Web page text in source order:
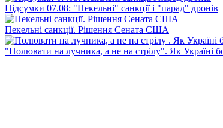
Підсумки 07.08: "Пекельні" санкції і "парад" дронів
Пекельні санкції. Рішення Сената США
"Полювати на лучника, а не на стрілу". Як Україні